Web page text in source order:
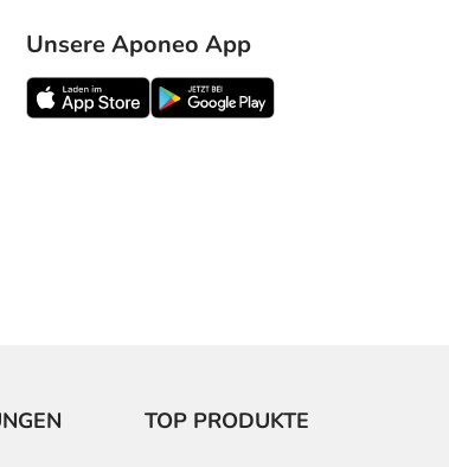
Unsere Aponeo App
TOP PRODUKTE